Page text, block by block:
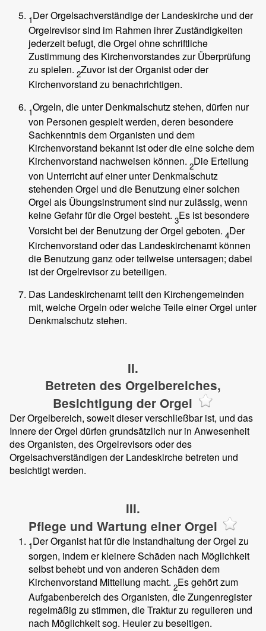
1Der Orgelsachverständige der Landeskirche und der
Orgelrevisor sind im Rahmen ihrer Zuständigkeiten
jederzeit befugt, die Orgel ohne schriftliche
Zustimmung des Kirchenvorstandes zur Überprüfung
zu spielen. 2Zuvor ist der Organist oder der
Kirchenvorstand zu benachrichtigen.
1Orgeln, die unter Denkmalschutz stehen, dürfen nur
von Personen gespielt werden, deren besondere
Sachkenntnis dem Organisten und dem
Kirchenvorstand bekannt ist oder die eine solche dem
Kirchenvorstand nachweisen können. 2Die Erteilung
von Unterricht auf einer unter Denkmalschutz
stehenden Orgel und die Benutzung einer solchen
Orgel als Übungsinstrument sind nur zulässig, wenn
keine Gefahr für die Orgel besteht. 3Es ist besondere
Vorsicht bei der Benutzung der Orgel geboten. 4Der
Kirchenvorstand oder das Landeskirchenamt können
die Benutzung ganz oder teilweise untersagen; dabei
ist der Orgelrevisor zu beteiligen.
Das Landeskirchenamt teilt den Kirchengemeinden
mit, welche Orgeln oder welche Teile einer Orgel unter
Denkmalschutz stehen.
II.
Betreten des Orgelbereiches,
Besichtigung der Orgel
Der Orgelbereich, soweit dieser verschließbar ist, und das
Innere der Orgel dürfen grundsätzlich nur in Anwesenheit
des Organisten, des Orgelrevisors oder des
Orgelsachverständigen der Landeskirche betreten und
besichtigt werden.
III.
Pflege und Wartung einer Orgel
1Der Organist hat für die Instandhaltung der Orgel zu
sorgen, indem er kleinere Schäden nach Möglichkeit
selbst behebt und von anderen Schäden dem
Kirchenvorstand Mitteilung macht. 2Es gehört zum
Aufgabenbereich des Organisten, die Zungenregister
regelmäßig zu stimmen, die Traktur zu regulieren und
nach Möglichkeit sog. Heuler zu beseitigen.